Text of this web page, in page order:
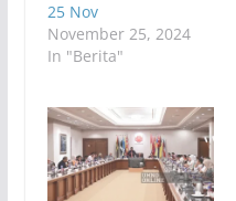
25 Nov
November 25, 2024
In "Berita"